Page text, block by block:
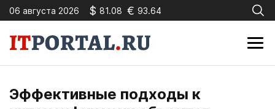
06 августа 2026 $ 81.08 € 93.64
Эффективные подходы к